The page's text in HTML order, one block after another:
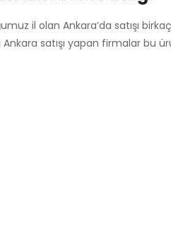
il olan Ankara’da satışı
satışı yapan firmalar bu